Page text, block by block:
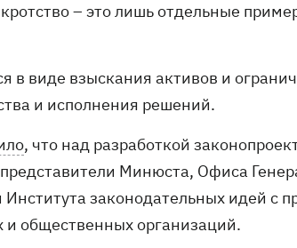
– это лишь отдельные
в виде взыскания активов и
и исполнения решений.
, что над разработкой
Минюста, Офиса
законодательных идей с
и общественных организаций.